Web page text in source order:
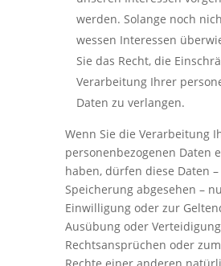
werden. Solange noch
wessen Interessen
Sie das Recht, die
Verarbeitung Ihrer
Daten zu verlangen.
Wenn Sie die Verarbeitung
personenbezogenen Daten
haben, dürfen diese Daten
Speicherung abgesehen –
Einwilligung oder zur
Ausübung oder
Rechtsansprüchen oder